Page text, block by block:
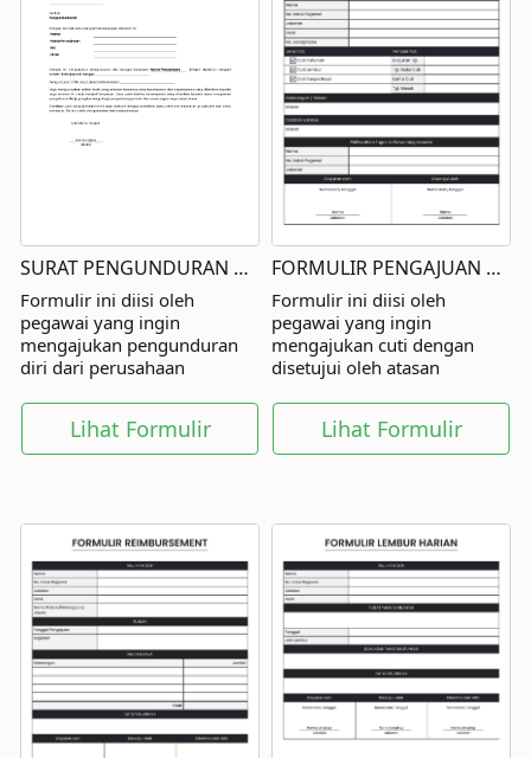
SURAT PENGUNDURAN DIRI
Formulir ini diisi oleh
pegawai yang ingin
mengajukan pengunduran
diri dari perusahaan
Lihat Formulir
FORMULIR PENGAJUAN CUTI
Formulir ini diisi oleh
pegawai yang ingin
mengajukan cuti dengan
disetujui oleh atasan
Lihat Formulir